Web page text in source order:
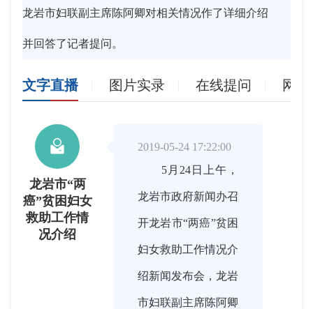
龙岩市妇联副主席陈阿卿对相关情况作了详细介绍
并回答了记者提问。
文字直播 图片实录 在线提问 网

龙岩市“两
癌”贫困妇女
救助工作情
况介绍
2019-05-24 17:22:00
5月24日上午，
龙岩市政府新闻办召
开龙岩市“两癌”贫困
妇女救助工作情况介
绍新闻发布会，龙岩
市妇联副主席陈阿卿